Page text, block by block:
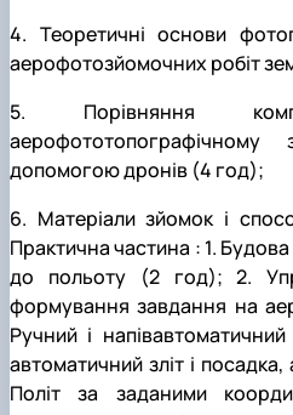
4. Теоретичні основи
аерофотозйомочних робіт
5. Порівняння
допомогою дронів (4 год);
6. Матеріали зйомок і
Практична частина : 1.
до польоту (2 год); 2.
формування завдання на
Ручний і
автоматичний зліт і
Політ за заданими